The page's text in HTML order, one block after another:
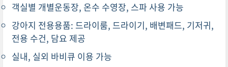
객실별 개별운동장, 온수 수영장, 스파 사용 가능
강아지 전용용품: 드라이룸, 드라이기, 배변패드, 기저귀,
전용 수건, 담요 제공
실내, 실외 바비큐 이용 가능